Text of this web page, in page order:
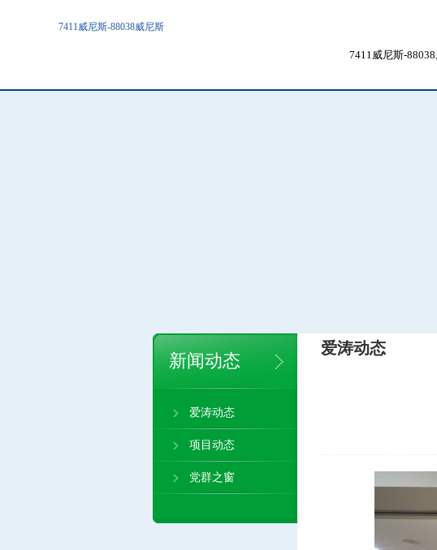
7411威尼斯-88038威尼斯
7411威尼斯-
爱涛动态
新闻动态
爱涛动态
项目动态
党群之窗